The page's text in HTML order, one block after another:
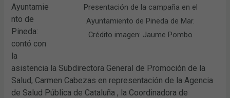
Presentación de la campaña en el
Ayuntamiento de Pineda de Mar.
Crédito imagen: Jaume Pombo
Ayuntamie
nto de
Pineda:
contó con
la
asistencia la Subdirectora General de Promoción de la
Salud, Carmen Cabezas en representación de la Agencia
de Salud Pública de Cataluña , la Coordinadora de